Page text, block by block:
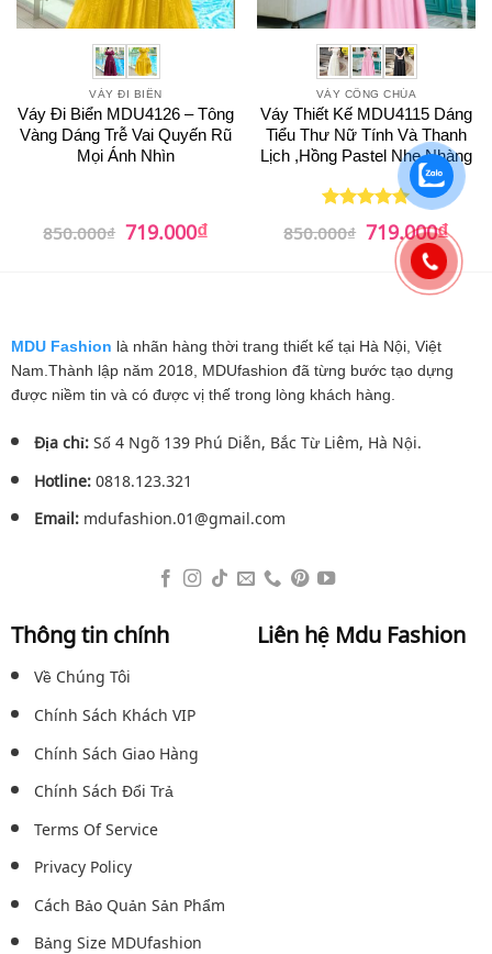
VÁY ĐI BIỂN
Váy Đi Biển MDU4126 – Tông
Vàng Dáng Trễ Vai Quyến Rũ
Mọi Ánh Nhìn
850.000₫ Giá
gốc
719.000₫Giá
hiện
VÁY CÔNG CHÚA
Váy Thiết Kế MDU4115 Dáng
Tiểu Thư Nữ Tính Và Thanh
Lịch ,Hồng Pastel Nhẹ Nhàng
Được xếp
hạng
55
850.000₫ Giá
gốc
850.000₫.
719.000₫Giá
hiện
tại
là:
MDU Fashion là nhãn hàng thời trang thiết kế tại Hà Nội, Việt
Nam.Thành lập năm 2018, MDUfashion đã từng bước tạo dựng
được niềm tin và có được vị thế trong lòng khách hàng.
Địa chỉ:Số 4 Ngõ 139 Phú Diễn, Bắc Từ Liêm, Hà Nội.
Hotline:0818.123.321
Email:mdufashion.01@gmail.com
Thông tin chính
Về Chúng Tôi
Chính Sách Khách VIP
Chính Sách Giao Hàng
Chính Sách Đổi Trả
Terms Of Service
Privacy Policy
Cách Bảo Quản Sản Phẩm
Bảng Size MDUfashion
Liên hệ Mdu Fashion